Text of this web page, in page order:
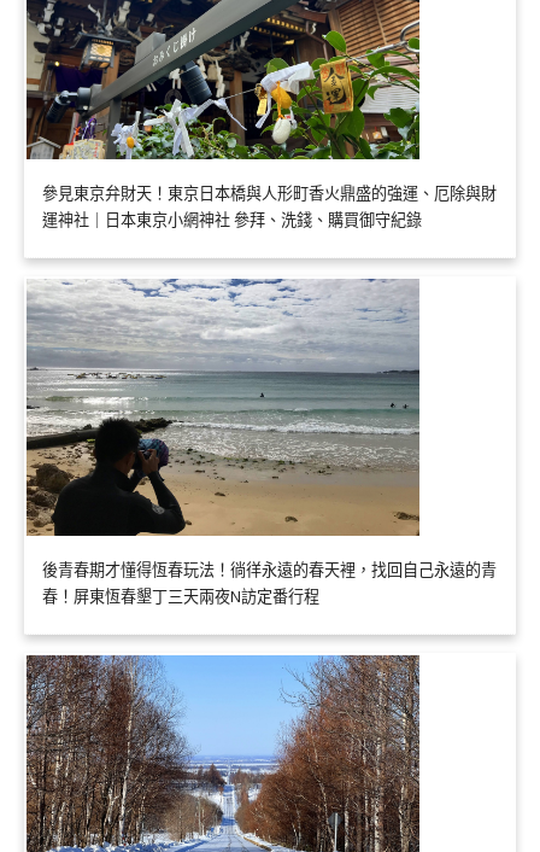
參見東京弁財天！東京日本橋與人形町香火鼎盛的強運、厄除與財
運神社｜日本東京小網神社 參拜、洗錢、購買御守紀錄
後青春期才懂得恆春玩法！徜徉永遠的春天裡，找回自己永遠的青
春！屏東恆春墾丁三天兩夜N訪定番行程